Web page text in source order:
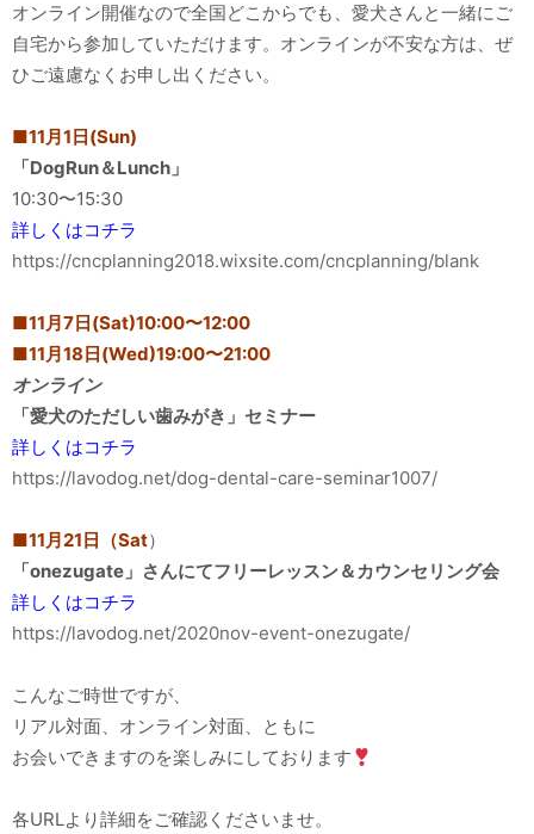
オンライン開催なので全国どこからでも、愛犬さんと一緒にご
自宅から参加していただけます。オンラインが不安な方は、ぜ
ひご遠慮なくお申し出ください。
■11月1日(Sun)
「DogRun＆Lunch」
10:30〜15:30
詳しくはコチラ
https://cncplanning2018.wixsite.com/cncplanning/blank
■11月7日(Sat)10:00〜12:00
■11月18日(Wed)19:00〜21:00
オンライン
「愛犬のただしい歯みがき」セミナー
詳しくはコチラ
https://lavodog.net/dog-dental-care-seminar1007/
■11月21日（Sat）
「onezugate」さんにてフリーレッスン＆カウンセリング会
詳しくはコチラ
https://lavodog.net/2020nov-event-onezugate/
こんなご時世ですが、
リアル対面、オンライン対面、ともに
お会いできますのを楽しみにしております
各URLより詳細をご確認くださいませ。